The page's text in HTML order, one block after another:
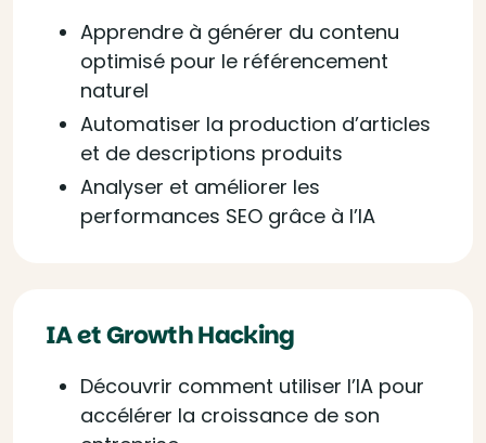
Apprendre à générer du contenu
optimisé pour le référencement
naturel
Automatiser la production d’articles
et de descriptions produits
Analyser et améliorer les
performances SEO grâce à l’IA
IA et Growth Hacking
Découvrir comment utiliser l’IA pour
accélérer la croissance de son